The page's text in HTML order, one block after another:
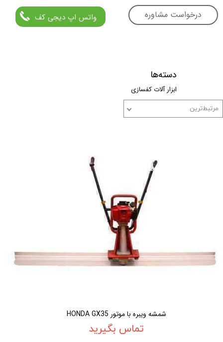
درخواست مشاوره واتس اپ دیجی کف
دسته‌ها
ابزار آلات کفسازی
مرتبط‌ترین
شمشه ویبره با موتور HONDA GX35
تماس بگیرید